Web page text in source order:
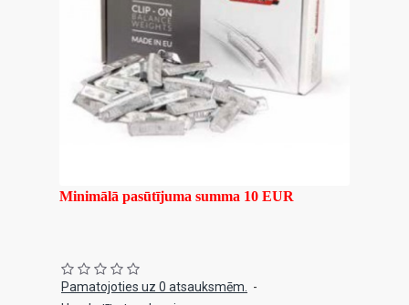
Minimālā pasūtījuma summa 10 EUR
Pamatojoties uz 0 atsauksmēm.
-